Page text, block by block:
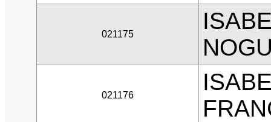
021175
021176